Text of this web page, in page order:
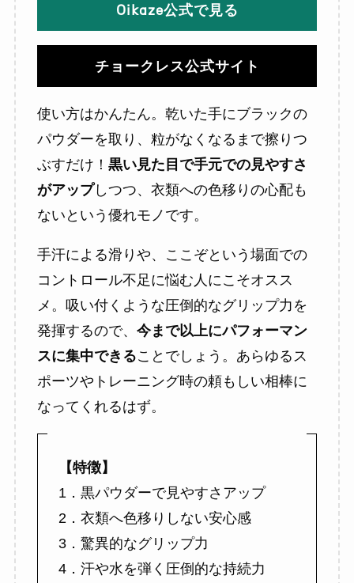
Oikaze公式で見る
チョークレス公式サイト
使い方はかんたん。乾いた手にブラックの
パウダーを取り、粒がなくなるまで擦りつ
ぶすだけ！ 黒い見た目で手元での見やすさ
がアップしつつ、衣類への色移りの心配も
ないという優れモノです。
手汗による滑りや、ここぞという場面での
コントロール不足に悩む人にこそオスス
メ。吸い付くような圧倒的なグリップ力を
発揮するので、 今まで以上にパフォーマン
スに集中できることでしょう。あらゆるス
ポーツやトレーニング時の頼もしい相棒に
なってくれるはず。
【特徴】
1．黒パウダーで見やすさアップ
2．衣類へ色移りしない安心感
3．驚異的なグリップ力
4．汗や水を弾く圧倒的な持続力